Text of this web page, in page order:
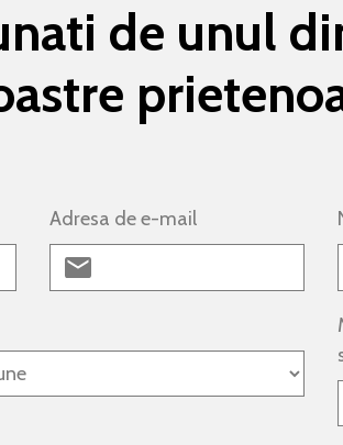
de unul
Adresa de e-mail